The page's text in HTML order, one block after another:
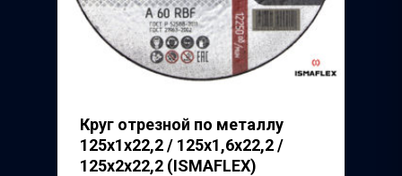
Круг отрезной по металлу
125х1х22,2 / 125х1,6х22,2 /
125х2х22,2 (ISMAFLEX)